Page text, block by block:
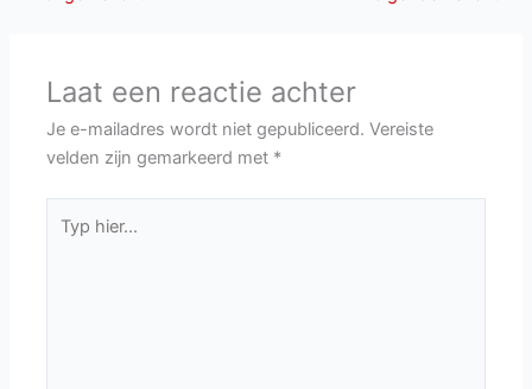
Laat een reactie achter
Je e-mailadres wordt niet gepubliceerd. Vereiste
velden zijn gemarkeerd met *
hier...